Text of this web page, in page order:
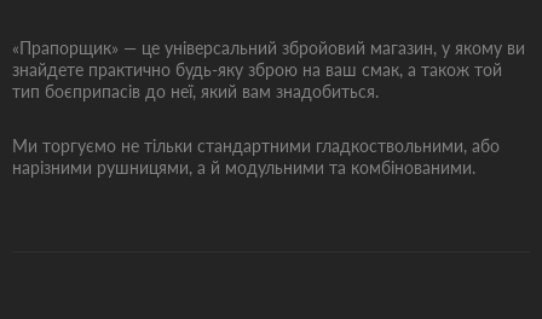
«Прапорщик» — це універсальний збройовий магазин, у якому ви
знайдете практично будь-яку зброю на ваш смак, а також той
тип боєприпасів до неї, який вам знадобиться.
Ми торгуємо не тільки стандартними гладкоствольними, або
нарізними рушницями, а й модульними та комбінованими.